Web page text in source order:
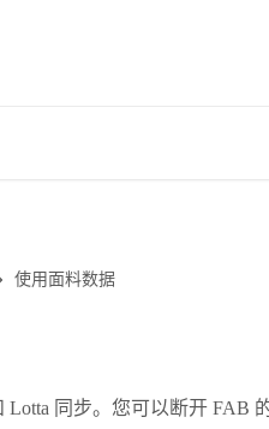
使用面料数据
同步。您可以断开 FAB